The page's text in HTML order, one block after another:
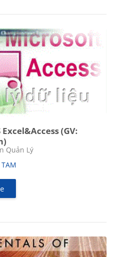
(GV:
Quản Lý